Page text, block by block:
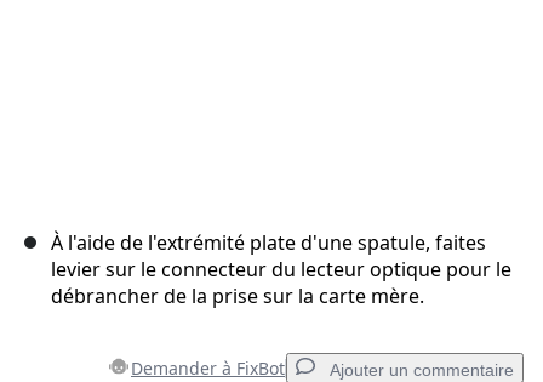
À l'aide de l'extrémité plate d'une spatule, faites
levier sur le connecteur du lecteur optique pour le
débrancher de la prise sur la carte mère.
Demander à FixBot Ajouter un commentaire